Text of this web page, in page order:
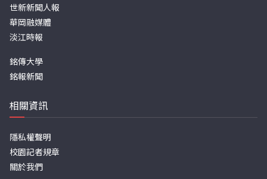
世新新聞人報
華岡融媒體
淡江時報
銘傳大學
銘報新聞
相關資訊
隱私權聲明
校園記者規章
關於我們